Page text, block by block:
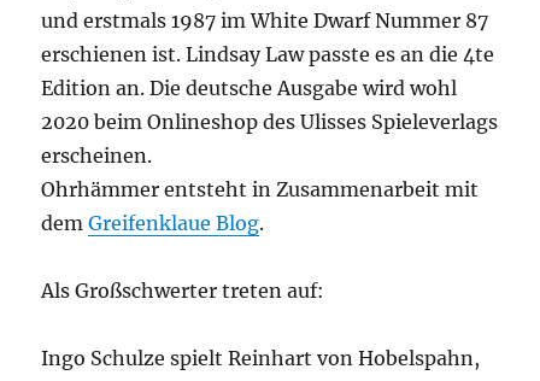
und erstmals 1987 im White Dwarf Nummer 87
erschienen ist. Lindsay Law passte es an die 4te
Edition an. Die deutsche Ausgabe wird wohl
2020 beim Onlineshop des Ulisses Spieleverlags
erscheinen.
Ohrhämmer entsteht in Zusammenarbeit mit
demGreifenklaue Blog.
Als Großschwerter treten auf:
Ingo Schulze spielt Reinhart von Hobelspahn,